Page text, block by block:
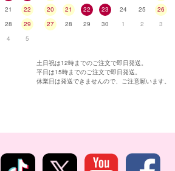
21
22
28
29
4 5
20
21 22 23 24 25
26
27
28 29 30 1 2 3
土日祝は12時までのご注文で即日発送。
平日は15時までのご注文で即日発送。
休業日は発送できませんので、ご注意願います。